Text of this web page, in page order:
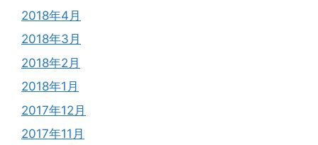
2018年4月
2018年3月
2018年2月
2018年1月
2017年12月
2017年11月